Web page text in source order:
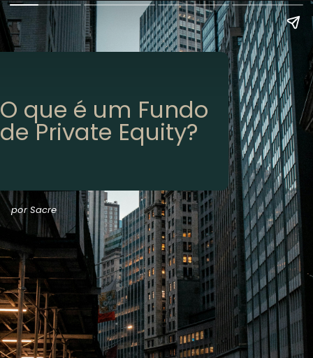
por Sacre
O que é um Fundo
de Private Equity?